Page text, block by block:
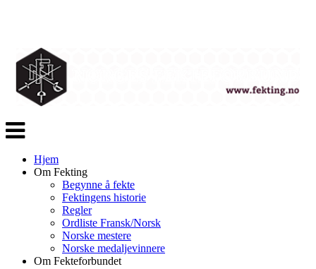
Veksle
navigasjon
Hjem
Om Fekting
Begynne å fekte
Fektingens historie
Regler
Ordliste Fransk/Norsk
Norske mestere
Norske medaljevinnere
Om Fekteforbundet